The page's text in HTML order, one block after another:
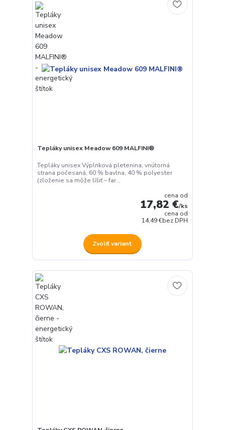
Tepláky unisex Meadow 609 MALFINI®
Tepláky unisex Výplnková pletenina, vnútorná
strana počesaná, 60 % bavlna, 40 % polyester
(zloženie sa môže líšiť – far...
cena od
17,82 €/ks
cena od
14,49 €bez DPH
Zvoliť variant